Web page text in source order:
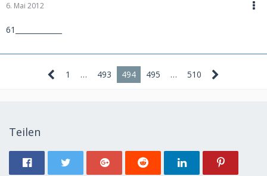
6. Mai 2012
61_____________
1 … 493 494 495 … 510
Teilen